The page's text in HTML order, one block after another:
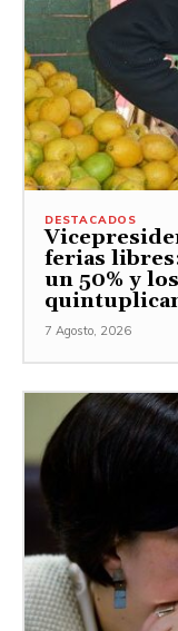
DESTACADOS
ferias
un 50% y
7 Agosto, 2026